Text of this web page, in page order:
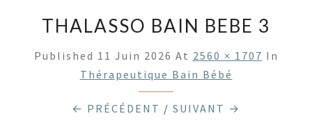
THALASSO BAIN BEBE 3
Published 11 Juin 2026 At 2560 × 1707 In
Thérapeutique Bain Bébé
← PRÉCÉDENT / SUIVANT →